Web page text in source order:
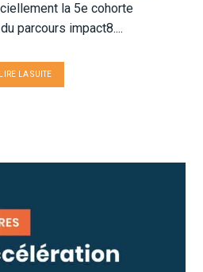
la 5e cohorte
parcours impact8....
LIRE LA SUITE